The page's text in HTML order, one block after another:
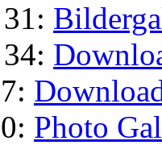
Photo